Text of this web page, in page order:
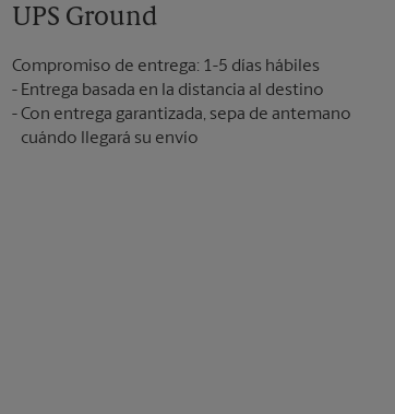
UPS Ground
Compromiso de entrega: 1-5 días hábiles
Entrega basada en la distancia al destino
Con entrega garantizada, sepa de antemano
cuándo llegará su envío